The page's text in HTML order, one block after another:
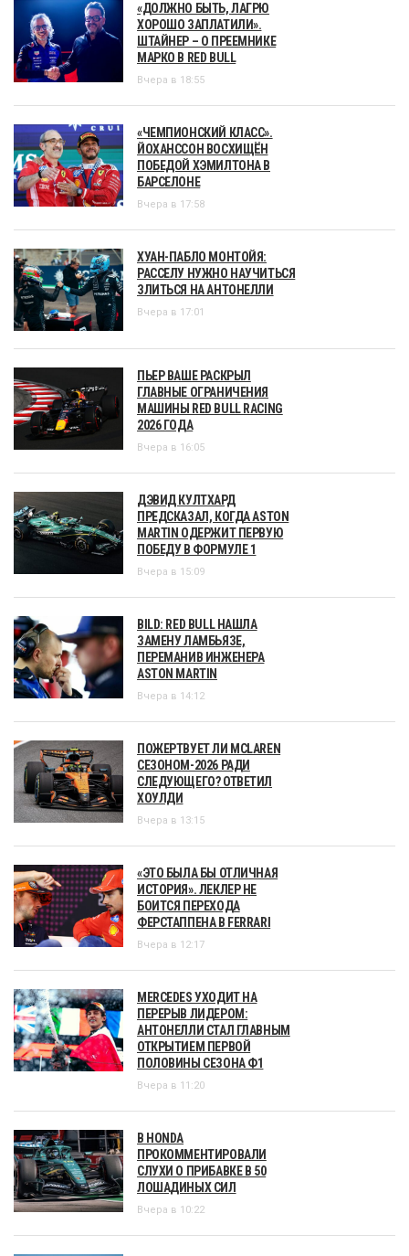
«ДОЛЖНО БЫТЬ, ЛАГРЮ
ХОРОШО ЗАПЛАТИЛИ».
ШТАЙНЕР – О ПРЕЕМНИКЕ
МАРКО В RED BULL
Вчера в 18:55
«ЧЕМПИОНСКИЙ КЛАСС».
ЙОХАНССОН ВОСХИЩЁН
ПОБЕДОЙ ХЭМИЛТОНА В
БАРСЕЛОНЕ
Вчера в 17:58
ХУАН-ПАБЛО МОНТОЙЯ:
РАССЕЛУ НУЖНО НАУЧИТЬСЯ
ЗЛИТЬСЯ НА АНТОНЕЛЛИ
Вчера в 17:01
ПЬЕР ВАШЕ РАСКРЫЛ
ГЛАВНЫЕ ОГРАНИЧЕНИЯ
МАШИНЫ RED BULL RACING
2026 ГОДА
Вчера в 16:05
ДЭВИД КУЛТХАРД
ПРЕДСКАЗАЛ, КОГДА ASTON
MARTIN ОДЕРЖИТ ПЕРВУЮ
ПОБЕДУ В ФОРМУЛЕ 1
Вчера в 15:09
BILD: RED BULL НАШЛА
ЗАМЕНУ ЛАМБЬЯЗЕ,
ПЕРЕМАНИВ ИНЖЕНЕРА
ASTON MARTIN
Вчера в 14:12
ПОЖЕРТВУЕТ ЛИ MCLAREN
СЕЗОНОМ-2026 РАДИ
СЛЕДУЮЩЕГО? ОТВЕТИЛ
ХОУЛДИ
Вчера в 13:15
«ЭТО БЫЛА БЫ ОТЛИЧНАЯ
ИСТОРИЯ». ЛЕКЛЕР НЕ
БОИТСЯ ПЕРЕХОДА
ФЕРСТАППЕНА В FERRARI
Вчера в 12:17
MERCEDES УХОДИТ НА
ПЕРЕРЫВ ЛИДЕРОМ:
АНТОНЕЛЛИ СТАЛ ГЛАВНЫМ
ОТКРЫТИЕМ ПЕРВОЙ
ПОЛОВИНЫ СЕЗОНА Ф1
Вчера в 11:20
В HONDA
ПРОКОММЕНТИРОВАЛИ
СЛУХИ О ПРИБАВКЕ В 50
ЛОШАДИНЫХ СИЛ
Вчера в 10:22